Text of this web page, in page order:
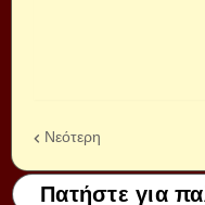
Νεότερη
Πατήστε για